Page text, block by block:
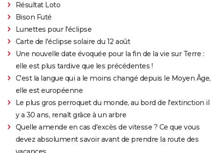
Résultat Loto
Bison Futé
Lunettes pour l'éclipse
Carte de l'éclipse solaire du 12 août
Une nouvelle date évoquée pour la fin de la vie sur Terre :
elle est plus tardive que les précédentes !
C'est la langue qui a le moins changé depuis le Moyen Âge,
elle est européenne
Le plus gros perroquet du monde, au bord de l'extinction il
y a 30 ans, renaît grâce à un arbre
Quelle amende en cas d'excès de vitesse ? Ce que vous
devez absolument savoir avant de prendre la route des